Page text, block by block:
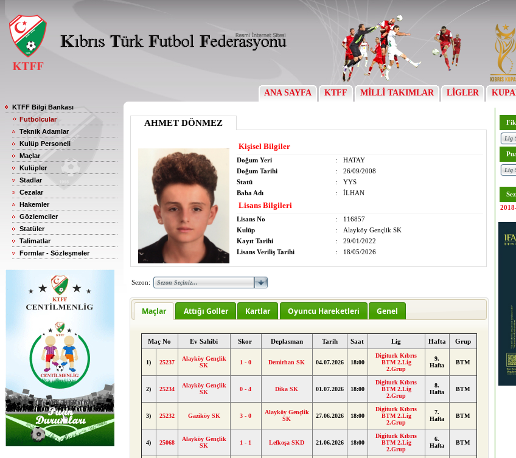
ANA SAYFA KTFF MİLLİ TAKIMLAR LİGLER
KTFF Bilgi Bankası
Futbolcular
Teknik Adamlar
Kulüp Personeli
Maçlar
Kulüpler
Stadlar
Cezalar
Hakemler
Gözlemciler
Statüler
Talimatlar
Formlar - Sözleşmeler
AHMET DÖNMEZ
Kişisel Bilgiler
Doğum Yeri :
HATAY
Doğum Tarihi
:
26/09/2008
Statü
:
YYS
Baba Adı
: İLHAN
Lisans Bilgileri
Lisans No :
116857
Kulüp
:
Alayköy Gençlik SK
Kayıt Tarihi
:
29/01/2022
Lisans Veriliş Tarihi
: 18/05/2026
Sezon:
Maçlar Attığı Goller Kartlar Oyuncu Hareketleri Genel
Maç No Ev Sahibi Skor Deplasman Tarih Saat Lig Hafta Grup
1) 25237
Alayköy Gençlik
SK
1 - 0 Demirhan SK 04.07.2026 18:00
Digiturk Kıbrıs
BTM 2.Lig
2.Grup
9.
Hafta
BTM
2) 25234
Alayköy Gençlik
SK
0 - 4 Dika SK 01.07.2026 18:00
Digiturk Kıbrıs
BTM 2.Lig
2.Grup
8.
Hafta
BTM
3) 25232 Gaziköy SK 3 - 0
Alayköy Gençlik
SK
27.06.2026 18:00
Digiturk Kıbrıs
BTM 2.Lig
2.Grup
7.
Hafta
BTM
4) 25068
Alayköy Gençlik
SK
1 - 1 Lefkoşa SKD 21.06.2026 18:00
Digiturk Kıbrıs
BTM 2.Lig
2.Grup
6.
Hafta
BTM